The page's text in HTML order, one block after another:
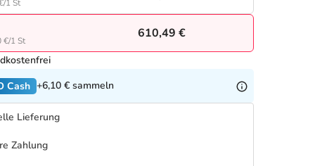
1 St
€/1 St
610,49 €
Cash +6,10 € sammeln
Lieferung
Zahlung